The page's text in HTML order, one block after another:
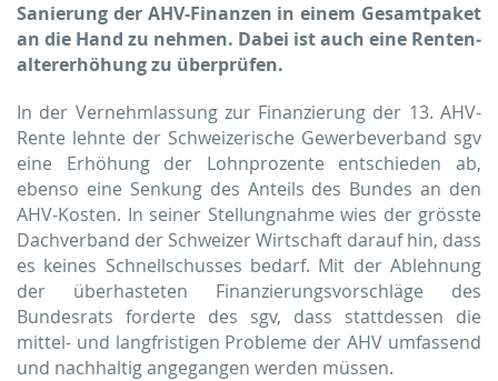
Sanierung der AHV-Finan­zen in einem Gesamtpaket
an die Hand zu nehmen. Dabei ist auch eine Ren­ten­
altererhöhung zu überprüfen.
In der Vernehmlassung zur Finanzierung der 13. AHV-
Rente lehnte der Schweizerische Gewerbeverband sgv
eine Erhöhung der Lohnprozente entschieden ab,
ebenso eine Senkung des Anteils des Bundes an den
AHV-Kosten. In seiner Stellungnahme wies der grösste
Dachverband der Schweizer Wirtschaft darauf hin, dass
es keines Schnellschusses bedarf. Mit der Ablehnung
der überhasteten Finanzierungsvorschläge des
Bundesrats forderte des sgv, dass stattdessen die
mittel- und langfristigen Probleme der AHV umfassend
und nachhaltig angegangen werden müssen.